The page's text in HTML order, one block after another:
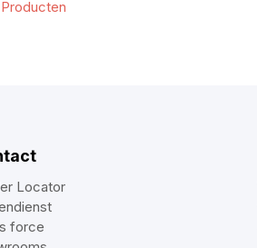
Producten
Locator
force